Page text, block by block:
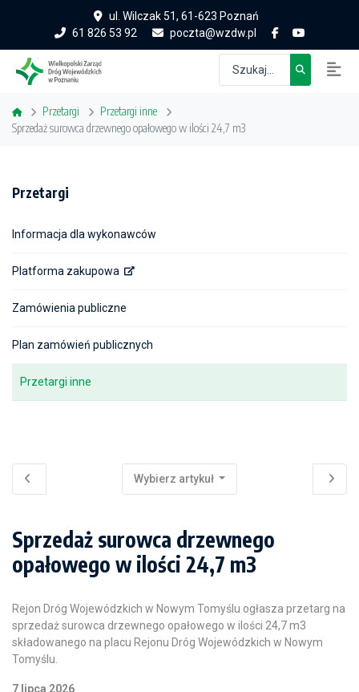
ul. Wilczak 51, 61-623 Poznań
61 826 53 92
poczta@wzdw.pl
Przetargi
Przetargi inne
Sprzedaż surowca drzewnego opałowego w ilości 24,7 m3
Przetargi
Informacja dla wykonawców
Platforma zakupowa
Zamówienia publiczne
Plan zamówień publicznych
Przetargi inne
Wybierz artykuł
Sprzedaż surowca drzewnego
opałowego w ilości 24,7 m3
Rejon Dróg Wojewódzkich w Nowym Tomyślu ogłasza przetarg na
sprzedaż surowca drzewnego opałowego w ilości 24,7 m3
składowanego na placu Rejonu Dróg Wojewódzkich w Nowym
Tomyślu.
7 lipca 2026